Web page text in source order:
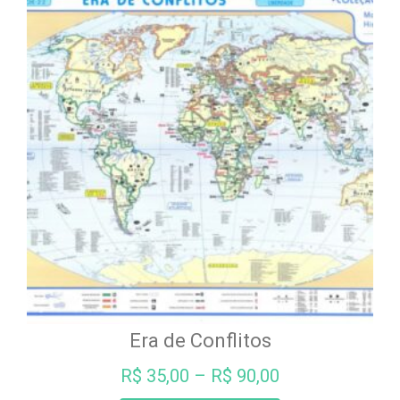
Era de Conflitos
R$ 35,00 – R$ 90,00